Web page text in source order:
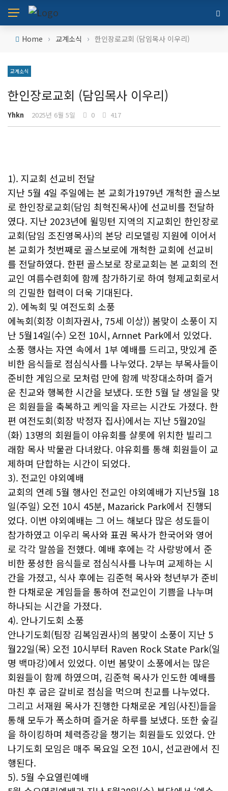
Home › 교계소식 › 한인장로교회 (담임목사 이우리)
교계소식
한인장로교회 (담임목사 이우리)
Yhkn 2025년 6월 5일 0 417
1). 지교회 선교비 전달
지난 5월 4일 주일에는 본 교회가1979년 개척한 골스보
로 한인장로교회(담임 최혁진목사)에 선교비를 전달하
였다. 지난 2023년에 윌밍턴 지역의 지교회인 한인장로
교회(담임 조진영목사)의 본당 리모델링 지원에 이어서
본 교회가 첫번째로 골스보로에 개척한 교회에 선교비
를 전달하였다. 한편 골스보로 장로교회는 본 교회의 전
교인 여름수련회에 함께 참가하기로 하여 형제교회로서
의 긴밀한 협력이 더욱 기대된다.
2). 에녹회 및 여전도회 소풍
에녹회(회장 이희자권사, 75세 이상)) 봄맞이 소풍이 지
난 5월14일(수) 오전 10시, Arnnet Park에서 있었다.
소풍 행사는 자연 속에서 1부 예배를 드리고, 맛있게 준
비한 음식들로 점심식사를 나누었다. 2부는 부목사들이
준비한 게임으로 모처럼 만에 함께 박장대소하며 즐거
운 친교와 행복한 시간을 보냈다. 또한 5월 달 생일을 맞
은 회원들을 축복하고 케익을 자르는 시간도 가졌다. 한
편 여전도회(회장 박정자 집사)에서는 지난 5월20일
(화) 13명의 회원들이 야유회를 샬롯에 위치한 빌리그
래함 목사 박물관 다녀왔다. 야유회를 통해 회원들이 교
제하며 단합하는 시간이 되었다.
3). 전교인 야외예배
교회의 연례 5월 행사인 전교인 야외예배가 지난5월 18
일(주일) 오전 10시 45분, Mazarick Park에서 진행되
었다. 이번 야외예배는 그 어느 해보다 많은 성도들이
참가하였고 이우리 목사와 표권 목사가 한국어와 영어
로 각각 말씀을 전했다. 예배 후에는 각 사랑방에서 준
비한 풍성한 음식들로 점심식사를 나누며 교제하는 시
간을 가졌고, 식사 후에는 김준혁 목사와 청년부가 준비
한 다채로운 게임들을 통하여 전교인이 기쁨을 나누며
하나되는 시간을 가졌다.
4). 안나기도회 소풍
안나기도회(팀장 김복임권사)의 봄맞이 소풍이 지난 5
월22일(목) 오전 10시부터 Raven Rock State Park(일
명 백마강)에서 있었다. 이번 봄맞이 소풍에서는 많은
회원들이 함께 하였으며, 김준혁 목사가 인도한 예배를
마친 후 굽은 갈비로 점심을 먹으며 친교를 나누었다.
그리고 서재원 목사가 진행한 다채로운 게임(사진)들을
통해 모두가 폭소하며 즐거운 하루를 보냈다. 또한 숲길
을 하이킹하며 체력증강을 챙기는 회원들도 있었다. 안
나기도회 모임은 매주 목요일 오전 10시, 선교관에서 진
행된다.
5). 5월 수요열린예배